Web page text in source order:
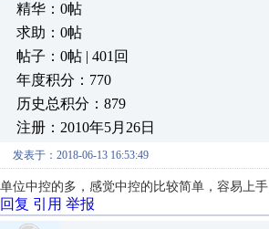
精华：0帖
求助：0帖
帖子：0帖 | 401回
年度积分：770
历史总积分：879
注册：2010年5月26日
发表于：2018-06-13 16:53:49
单位中控的多，感觉中控的比较简单，容易上手
回复 引用 举报